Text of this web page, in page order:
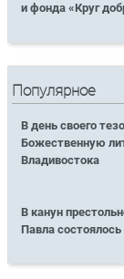
и фонда «Круг
Популярное
В день своего
Божественную
Владивостока
В канун
Павла